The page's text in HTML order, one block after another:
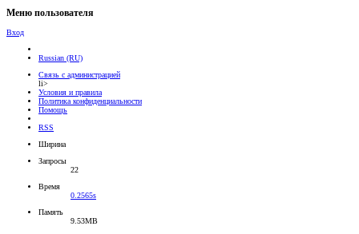
Меню пользователя
Вход
Russian (RU)
Связь с администрацией
li>
Условия и правила
Политика конфиденциальности
Помощь
RSS
Ширина
Запросы
22
Время
0.2565s
Память
9.53MB